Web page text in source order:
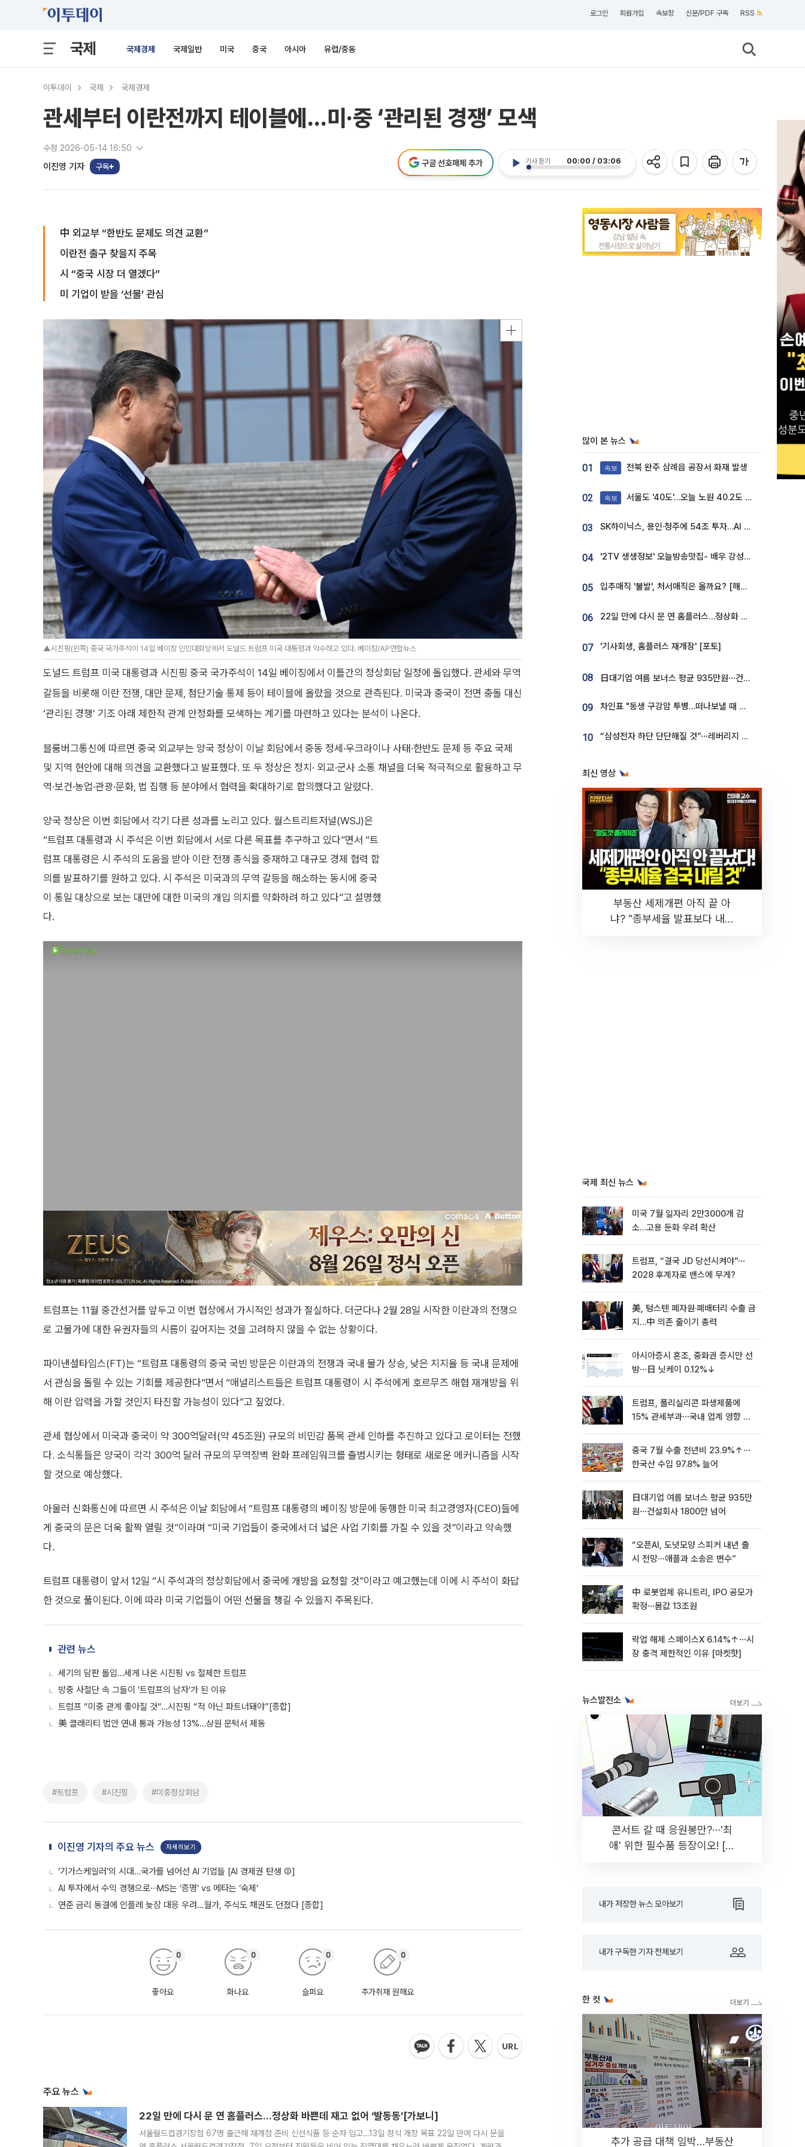
로그인 회원가입 속보창 신문/PDF 구독 RSS
국제 국제경제 국제일반 미국 중국 아시아 유럽/중동
이투데이 국제 국제경제
관세부터 이란전까지 테이블에…미·중 ‘관리된 경쟁’ 모색
수정 2026-05-14 16:50
이진영 기자 구독
기사 듣기 00:00 / 03:06
구글 선호매체 추가
中 외교부 “한반도 문제도 의견 교환”
이란전 출구 찾을지 주목
시 “중국 시장 더 열겠다”
미 기업이 받을 ‘선물’ 관심
▲시진핑(왼쪽) 중국 국가주석이 14일 베이징 인민대회당에서 도널드 트럼프 미국 대통령과 악수하고 있다. 베이징/AP연합뉴스
도널드 트럼프 미국 대통령과 시진핑 중국 국가주석이 14일 베이징에서 이틀간의 정상회담 일정에 돌입했다. 관세와 무역
갈등을 비롯해 이란 전쟁, 대만 문제, 첨단기술 통제 등이 테이블에 올랐을 것으로 관측된다. 미국과 중국이 전면 충돌 대신
‘관리된 경쟁’ 기조 아래 제한적 관계 안정화를 모색하는 계기를 마련하고 있다는 분석이 나온다.
블룸버그통신에 따르면 중국 외교부는 양국 정상이 이날 회담에서 중동 정세·우크라이나 사태·한반도 문제 등 주요 국제
및 지역 현안에 대해 의견을 교환했다고 발표했다. 또 두 정상은 정치· 외교·군사 소통 채널을 더욱 적극적으로 활용하고 무
역·보건·농업·관광·문화, 법 집행 등 분야에서 협력을 확대하기로 합의했다고 알렸다.
양국 정상은 이번 회담에서 각기 다른 성과를 노리고 있다. 월스트리트저널(WSJ)은
“트럼프 대통령과 시 주석은 이번 회담에서 서로 다른 목표를 추구하고 있다”면서 “트
럼프 대통령은 시 주석의 도움을 받아 이란 전쟁 종식을 중재하고 대규모 경제 협력 합
의를 발표하기를 원하고 있다. 시 주석은 미국과의 무역 갈등을 해소하는 동시에 중국
이 통일 대상으로 보는 대만에 대한 미국의 개입 의지를 약화하려 하고 있다”고 설명했
다.
트럼프는 11월 중간선거를 앞두고 이번 협상에서 가시적인 성과가 절실하다. 더군다나 2월 28일 시작한 이란과의 전쟁으
로 고물가에 대한 유권자들의 시름이 깊어지는 것을 고려하지 않을 수 없는 상황이다.
파이낸셜타임스(FT)는 “트럼프 대통령의 중국 국빈 방문은 이란과의 전쟁과 국내 물가 상승, 낮은 지지율 등 국내 문제에
서 관심을 돌릴 수 있는 기회를 제공한다”면서 “애널리스트들은 트럼프 대통령이 시 주석에게 호르무즈 해협 재개방을 위
해 이란 압력을 가할 것인지 타진할 가능성이 있다”고 짚었다.
관세 협상에서 미국과 중국이 약 300억달러(약 45조원) 규모의 비민감 품목 관세 인하를 추진하고 있다고 로이터는 전했
다. 소식통들은 양국이 각각 300억 달러 규모의 무역장벽 완화 프레임워크를 출범시키는 형태로 새로운 메커니즘을 시작
할 것으로 예상했다.
아울러 신화통신에 따르면 시 주석은 이날 회담에서 “트럼프 대통령의 베이징 방문에 동행한 미국 최고경영자(CEO)들에
게 중국의 문은 더욱 활짝 열릴 것”이라며 “미국 기업들이 중국에서 더 넓은 사업 기회를 가질 수 있을 것”이라고 약속했
다.
트럼프 대통령이 앞서 12일 “시 주석과의 정상회담에서 중국에 개방을 요청할 것”이라고 예고했는데 이에 시 주석이 화답
한 것으로 풀이된다. 이에 따라 미국 기업들이 어떤 선물을 챙길 수 있을지 주목된다.
관련 뉴스
세기의 담판 돌입…세게 나온 시진핑 vs 절제한 트럼프
방중 사절단 속 그들이 '트럼프의 남자'가 된 이유
트럼프 “미중 관계 좋아질 것“…시진핑 “적 아닌 파트너돼야”[종합]
美 클래리티 법안 연내 통과 가능성 13%…상원 문턱서 제동
#트럼프 #시진핑 #미중정상회담
이진영 기자의 주요 뉴스 자세히보기
‘기가스케일러’의 시대…국가를 넘어선 AI 기업들 [AI 경제권 탄생 ②]
AI 투자에서 수익 경쟁으로⋯MS는 ‘증명’ vs 메타는 ‘숙제’
연준 금리 동결에 인플레 늦장 대응 우려…월가, 주식도 채권도 던졌다 [종합]
좋아요
0
화나요
0
슬퍼요
0
추가취재 원해요
0
주요 뉴스
22일 만에 다시 문 연 홈플러스…정상화 바쁜데 재고 없어 ‘발동동’[가보니]
서울월드컵경기장점 67명 출근해 재개점 준비 신선식품 등 순차 입고…13일 정식 개장 목표 22일 만에 다시 문을
많이 본 뉴스
01 속보 전북 완주 삼례읍 공장서 화재 발생
02 속보 서울도 '40도'…오늘 노원 40.2도 기록
03 SK하이닉스, 용인·청주에 54조 투자…AI 메모리 생산기지 키운다
04 '2TV 생생정보' 오늘방송맛집- 배우 강성진 단골! 쌀국수ㆍ푸팟퐁 커리 맛집 '블○○○'
05 입추매직 '불발', 처서매직은 올까요? [해시태그]
06 22일 만에 다시 문 연 홈플러스…정상화 바쁜데 재고 없어 ‘발동동’[가보니]
07 '기사회생, 홈플러스 재개장' [포토]
08 日대기업 여름 보너스 평균 935만원⋯건설회사 1800만 넘어
09 차인표 "동생 구강암 투병…떠나보낼 때 가장 힘들었다”
10 “삼성전자 하단 단단해질 것”⋯레버리지 규제에 쏠림 완화 [찐코노미]
최신 영상
부동산 세제개편 아직 끝 아
냐? "종부세율 발표보다 내릴
국제 최신 뉴스
미국 7월 일자리 2만3000개 감
소…고용 둔화 우려 확산
트럼프, “결국 JD 당선시켜야”⋯
2028 후계자로 밴스에 무게?
美, 텅스텐 폐자원·폐배터리 수출 금
지…中 의존 줄이기 총력
아시아증시 혼조, 중화권 증시만 선
방⋯日 닛케이 0.12%↓
트럼프, 폴리실리콘 파생제품에
15% 관세부과⋯국내 업계 영향 촉
중국 7월 수출 전년비 23.9%↑⋯
한국산 수입 97.8% 늘어
日대기업 여름 보너스 평균 935만
원⋯건설회사 1800만 넘어
“오픈AI, 도넛모양 스피커 내년 출
시 전망⋯애플과 소송은 변수”
中 로봇업체 유니트리, IPO 공모가
확정⋯몸값 13조원
락업 해제 스페이스X 6.14%↑⋯시
장 충격 제한적인 이유 [마켓핫]
뉴스발전소
콘서트 갈 때 응원봉만?⋯'최
애' 위한 필수품 등장이오! [솔
내가 저장한 뉴스 모아보기
내가 구독한 기자 전체보기
한 컷
추가 공급 대책 임박…부동산